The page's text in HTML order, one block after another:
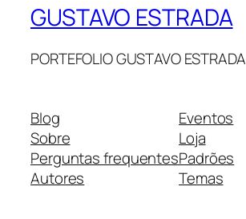
GUSTAVO ESTRADA
PORTEFOLIO GUSTAVO ESTRADA
Blog
Sobre
Perguntas frequentes
Autores
Eventos
Loja
Padrões
Temas